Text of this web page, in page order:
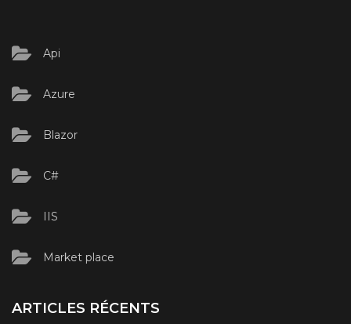
Api
Azure
Blazor
C#
IIS
Market place
ARTICLES RÉCENTS